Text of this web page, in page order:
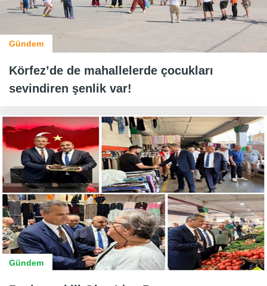
Gündem
Körfez’de de mahallelerde çocukları
sevindiren şenlik var!
Gündem